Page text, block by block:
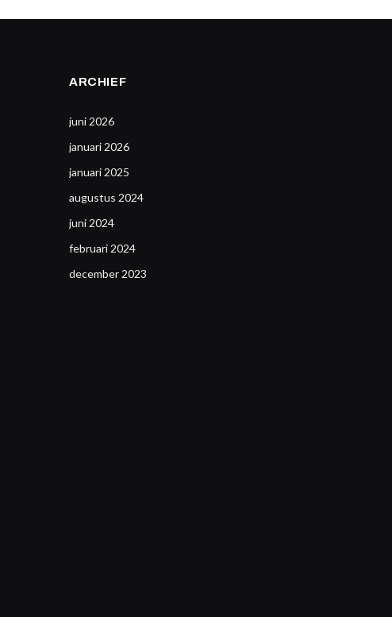
ARCHIEF
juni 2026
januari 2026
januari 2025
augustus 2024
juni 2024
februari 2024
december 2023